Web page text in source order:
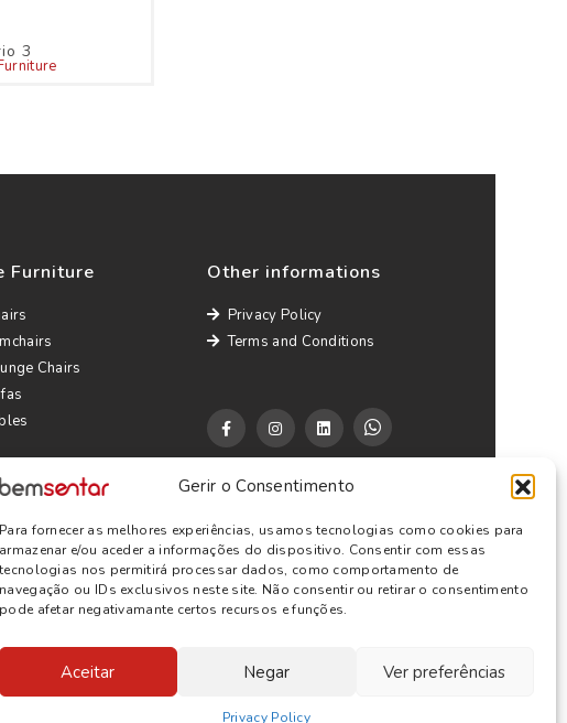
Gerir o Consentimento
Para fornecer as melhores experiências, usamos tecnologias como cookies para
armazenar e/ou aceder a informações do dispositivo. Consentir com essas
tecnologias nos permitirá processar dados, como comportamento de
navegação ou IDs exclusivos neste site. Não consentir ou retirar o consentimento
pode afetar negativamante certos recursos e funções.
Aceitar Negar Ver preferências
Privacy Policy
3
Furniture
Chairs
Other informations
Privacy Policy
Terms and Conditions